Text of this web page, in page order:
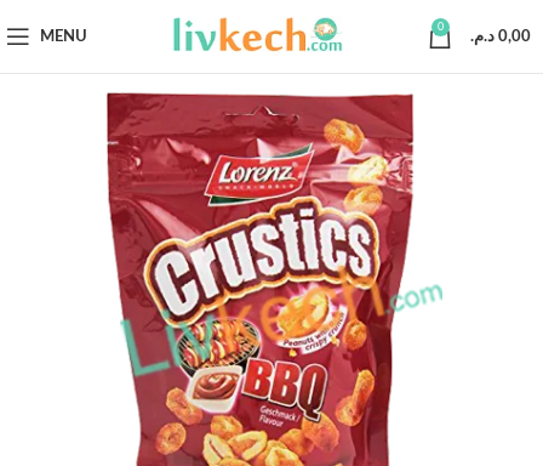
MENU
0
0,00 د.م.